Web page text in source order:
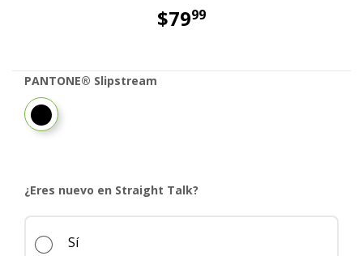
$7999
PANTONE® Slipstream
PANTONE® Slipstream
¿Eres nuevo en Straight Talk?
Sí